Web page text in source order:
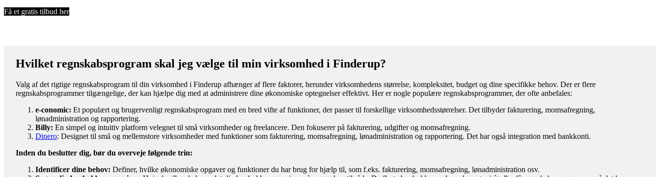
Få et gratis tilbud her
Hvilket regnskabsprogram skal jeg vælge til min virksomhed i Finderup?
Valg af det rigtige regnskabsprogram til din virksomhed i Finderup afhænger af flere faktorer, herunder virksomhedens størrelse, kompleksitet, budget og dine specifikke behov. Der er flere
regnskabsprogrammer tilgængelige, der kan hjælpe dig med at administrere dine økonomiske optegnelser effektivt. Her er nogle populære regnskabsprogrammer, der ofte anbefales:
e-conomic: Et populært og brugervenligt regnskabsprogram med en bred vifte af funktioner, der passer til forskellige virksomhedsstørrelser. Det tilbyder fakturering, momsafregning,
lønadministration og rapportering.
Billy: En simpel og intuitiv platform velegnet til små virksomheder og freelancere. Den fokuserer på fakturering, udgifter og momsafregning.
Dinero: Designet til små og mellemstore virksomheder med funktioner som fakturering, momsafregning, lønadministration og rapportering. Det har også integration med bankkonti.
Inden du beslutter dig, bør du overveje følgende trin:
Identificer dine behov: Definer, hvilke økonomiske opgaver og funktioner du har brug for hjælp til, som f.eks. fakturering, momsafregning, lønadministration osv.